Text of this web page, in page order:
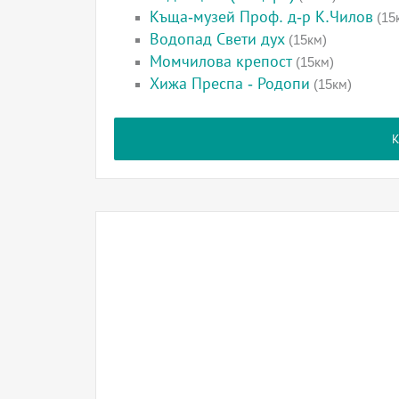
Къща-музей Проф. д-р К.Чилов
Водопад Свети дух (15км)
Момчилова крепост(15км)
Хижа Преспа - Родопи (15км)